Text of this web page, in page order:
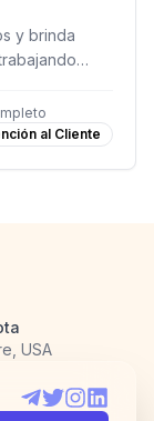
y brinda
al Cliente
USA